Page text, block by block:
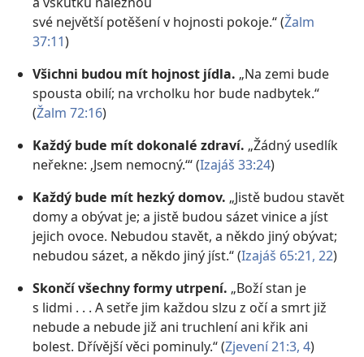
své největší potěšení v hojnosti pokoje.“ (Žalm
37:11)
Všichni budou mít hojnost jídla. „Na zemi bude
spousta obilí; na vrcholku hor bude nadbytek.“
(Žalm 72:16)
Každý bude mít dokonalé zdraví. „Žádný usedlík
neřekne: ‚Jsem nemocný.‘“ (Izajáš 33:24)
Každý bude mít hezký domov. „Jistě budou stavět
domy a obývat je; a jistě budou sázet vinice a jíst
jejich ovoce. Nebudou stavět, a někdo jiný obývat;
nebudou sázet, a někdo jiný jíst.“ (Izajáš 65:21, 22)
Skončí všechny formy utrpení. „Boží stan je
s lidmi . . . A setře jim každou slzu z očí a smrt již
nebude a nebude již ani truchlení ani křik ani
bolest. Dřívější věci pominuly.“ (Zjevení 21:3, 4)